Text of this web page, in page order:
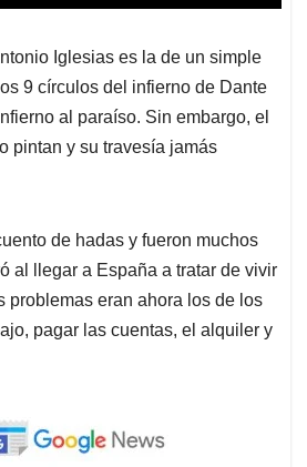
Iglesias es la de un simple
9 círculos del infierno de Dante
al paraíso. Sin embargo, el
pintan y su travesía jamás
de hadas y fueron muchos
al llegar a España a tratar de vivir
problemas eran ahora los de los
pagar las cuentas, el alquiler y